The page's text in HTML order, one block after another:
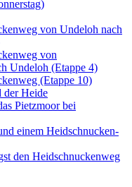
von Undeloh nach
von
Undeloh (Etappe 4)
(Etappe 10)
der Heide
Pietzmoor bei
einem Heidschnucken-
den Heidschnuckenweg